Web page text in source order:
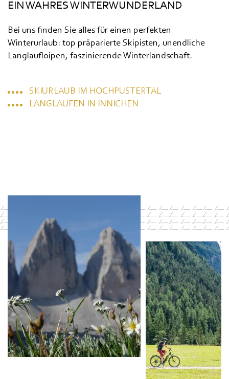
EIN WAHRES WINTERWUNDERLAND
Bei uns finden Sie alles für einen perfekten
Winterurlaub: top präparierte Skipisten, unendliche
Langlaufloipen, faszinierende Winterlandschaft.
SKIURLAUB IM HOCHPUSTERTAL
LANGLAUFEN IN INNICHEN